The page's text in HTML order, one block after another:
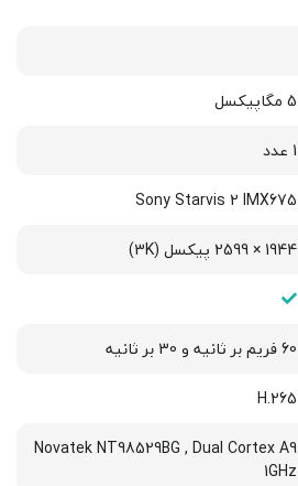
5 مگاپیکسل
1 عدد
Sony Starvis 2 IMX675
1944 × 2599 پیکسل (3K)
60 فریم بر ثانیه و 30 بر ثانیه
H.265
Novatek NT98529BG , Dual Cortex A9
1GHz